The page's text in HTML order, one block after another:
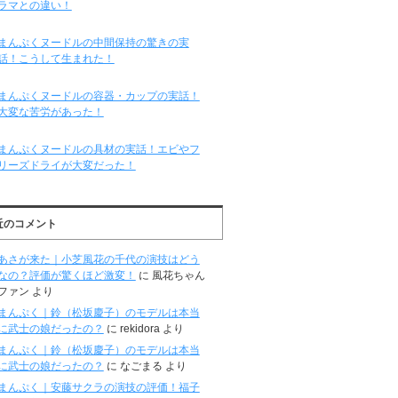
マとの違い！
んぷくヌードルの中間保持の驚きの実
！こうして生まれた！
んぷくヌードルの容器・カップの実話！
変な苦労があった！
んぷくヌードルの具材の実話！エビやフ
ーズドライが大変だった！
のコメント
さが来た｜小芝風花の千代の演技はどう
の？評価が驚くほど激変！
に 風花ちゃん
ァン より
んぷく｜鈴（松坂慶子）のモデルは本当
武士の娘だったの？ に rekidora より
んぷく｜鈴（松坂慶子）のモデルは本当
武士の娘だったの？ に なごまる より
んぷく｜安藤サクラの演技の評価！福子